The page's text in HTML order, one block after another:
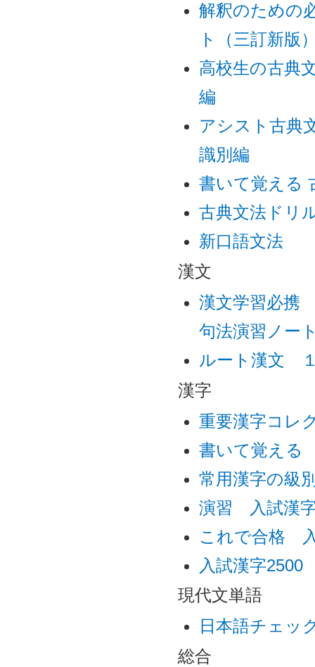
解釈のための
ト（三訂新版
高校生の古
編
アシスト古典
識別編
書いて覚える
古典文法ドリ
新口語文法
漢文
漢文学習必携
句法演習ノー
ルート漢文
漢字
重要漢字コレ
書いて覚える
常用漢字の級
演習 入試漢
これで合格
入試漢字
現代文単語
日本語チェッ
総合